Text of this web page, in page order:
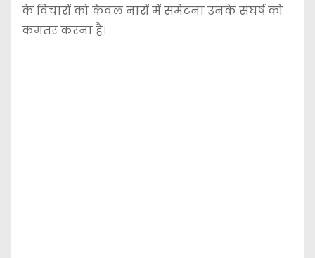
के विचारों को केवल नारों में समेटना उनके संघर्ष को
कमतर करना है।